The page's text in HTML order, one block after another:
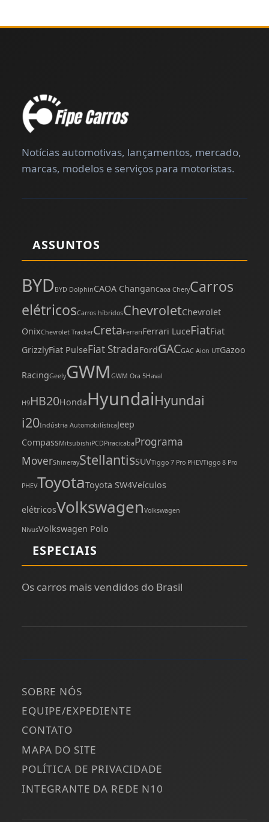
Notícias automotivas, lançamentos, mercado,
marcas, modelos e serviços para motoristas.
ASSUNTOS
BYD BYD DolphinCAOA ChanganCaoa CheryCarros
elétricosCarros híbridosChevroletChevrolet
OnixChevrolet TrackerCretaFerrariFerrari LuceFiatFiat
GrizzlyFiat PulseFiat StradaFordGACGAC Aion UTGazoo
RacingGeelyGWM GWM Ora 5Haval
H9HB20HondaHyundaiHyundai
i20Indústria AutomobilísticaJeep
CompassMitsubishiPCDPiracicabaPrograma
MoverShinerayStellantisSUVTiggo 7 Pro PHEVTiggo 8 Pro
PHEVToyotaToyota SW4Veículos
elétricosVolkswagenVolkswagen
NivusVolkswagen Polo
ESPECIAIS
Os carros mais vendidos do Brasil
SOBRE NÓS
EQUIPE/EXPEDIENTE
CONTATO
MAPA DO SITE
POLÍTICA DE PRIVACIDADE
INTEGRANTE DA REDE N10